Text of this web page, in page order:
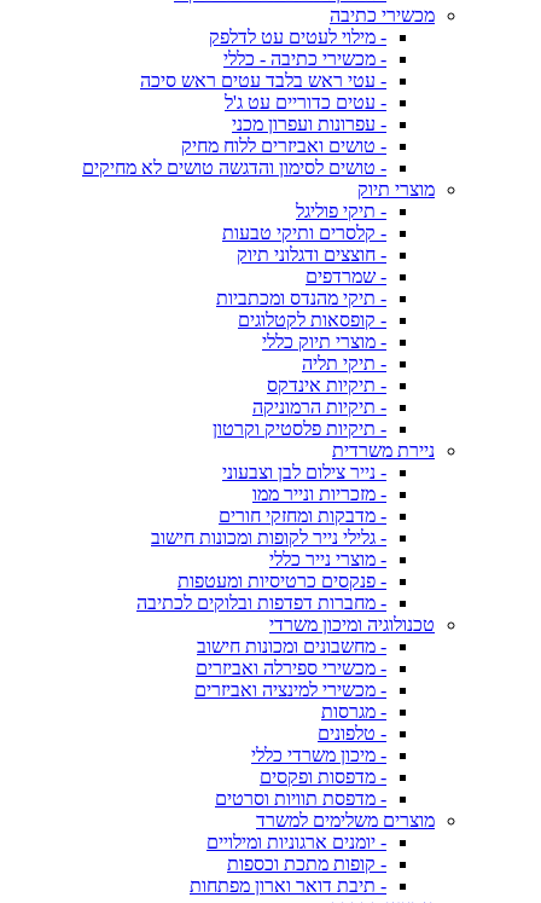
מכשירי כתיבה
- מילוי לעטים עט לדלפק
- מכשירי כתיבה - כללי
- עטי ראש בלבד עטים ראש סיכה
- עטים כדוריים עט ג'ל
- עפרונות ועפרון מכני
- טושים ואביזרים ללוח מחיק
- טושים לסימון והדגשה טושים לא מחיקים
מוצרי תיוק
- תיקי פוליגל
- קלסרים ותיקי טבעות
- חוצצים ודגלוני תיוק
- שמרדפים
- תיקי מהנדס ומכתביות
- קופסאות לקטלוגים
- מוצרי תיוק כללי
- תיקי תליה
- תיקיות אינדקס
- תיקיות הרמוניקה
- תיקיות פלסטיק וקרטון
ניירת משרדית
- נייר צילום לבן וצבעוני
- מזכריות ונייר ממו
- מדבקות ומחזקי חורים
- גלילי נייר לקופות ומכונות חישוב
- מוצרי נייר כללי
- פנקסים כרטיסיות ומעטפות
- מחברות דפדפות ובלוקים לכתיבה
טכנולוגיה ומיכון משרדי
- מחשבונים ומכונות חישוב
- מכשירי ספירלה ואביזרים
- מכשירי למינציה ואביזרים
- מגרסות
- טלפונים
- מיכון משרדי כללי
- מדפסות ופקסים
- מדפסת תוויות וסרטים
מוצרים משלימים למשרד
- יומנים ארגוניות ומילויים
- קופות מתכת וכספות
- תיבת דואר וארון מפתחות